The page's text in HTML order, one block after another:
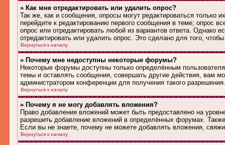
» Как мне отредактировать или удалить опрос?
Так же, как и сообщения, опросы могут редактироваться только
перейдите к редактированию первого сообщения в теме; опрос
опрос или отредактировать любой из вариантов ответа. Однако
отредактировать или удалить опрос. Это сделано для того,
Вернуться к началу
» Почему мне недоступны некоторые форумы?
Некоторые форумы доступны только определённым
темы и оставлять сообщения, совершать другие действия, вам
администратором конференции для получения такого разрешения.
Вернуться к началу
» Почему я не могу добавлять вложения?
Право добавления вложений может быть предоставлено на
разрешить добавление вложений в определённых форумах.
Если вы не знаете, почему не можете добавлять вложения,
Вернуться к началу